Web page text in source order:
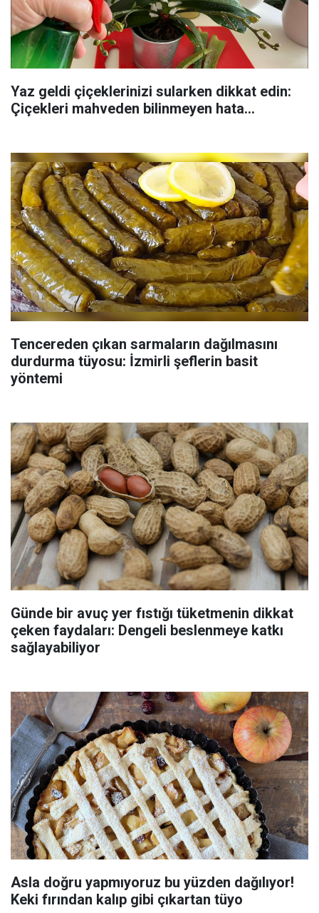
Yaz geldi çiçeklerinizi sularken dikkat edin:
Çiçekleri mahveden bilinmeyen hata...
Tencereden çıkan sarmaların dağılmasını
durdurma tüyosu: İzmirli şeflerin basit
yöntemi
Günde bir avuç yer fıstığı tüketmenin dikkat
çeken faydaları: Dengeli beslenmeye katkı
sağlayabiliyor
Asla doğru yapmıyoruz bu yüzden dağılıyor!
Keki fırından kalıp gibi çıkartan tüyo